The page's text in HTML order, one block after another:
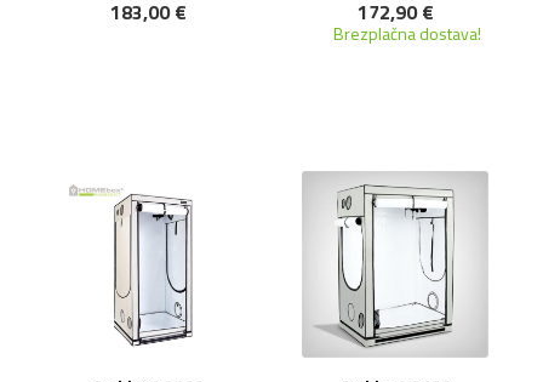
183,00 €
Brezplačna dostava!
172,90 €